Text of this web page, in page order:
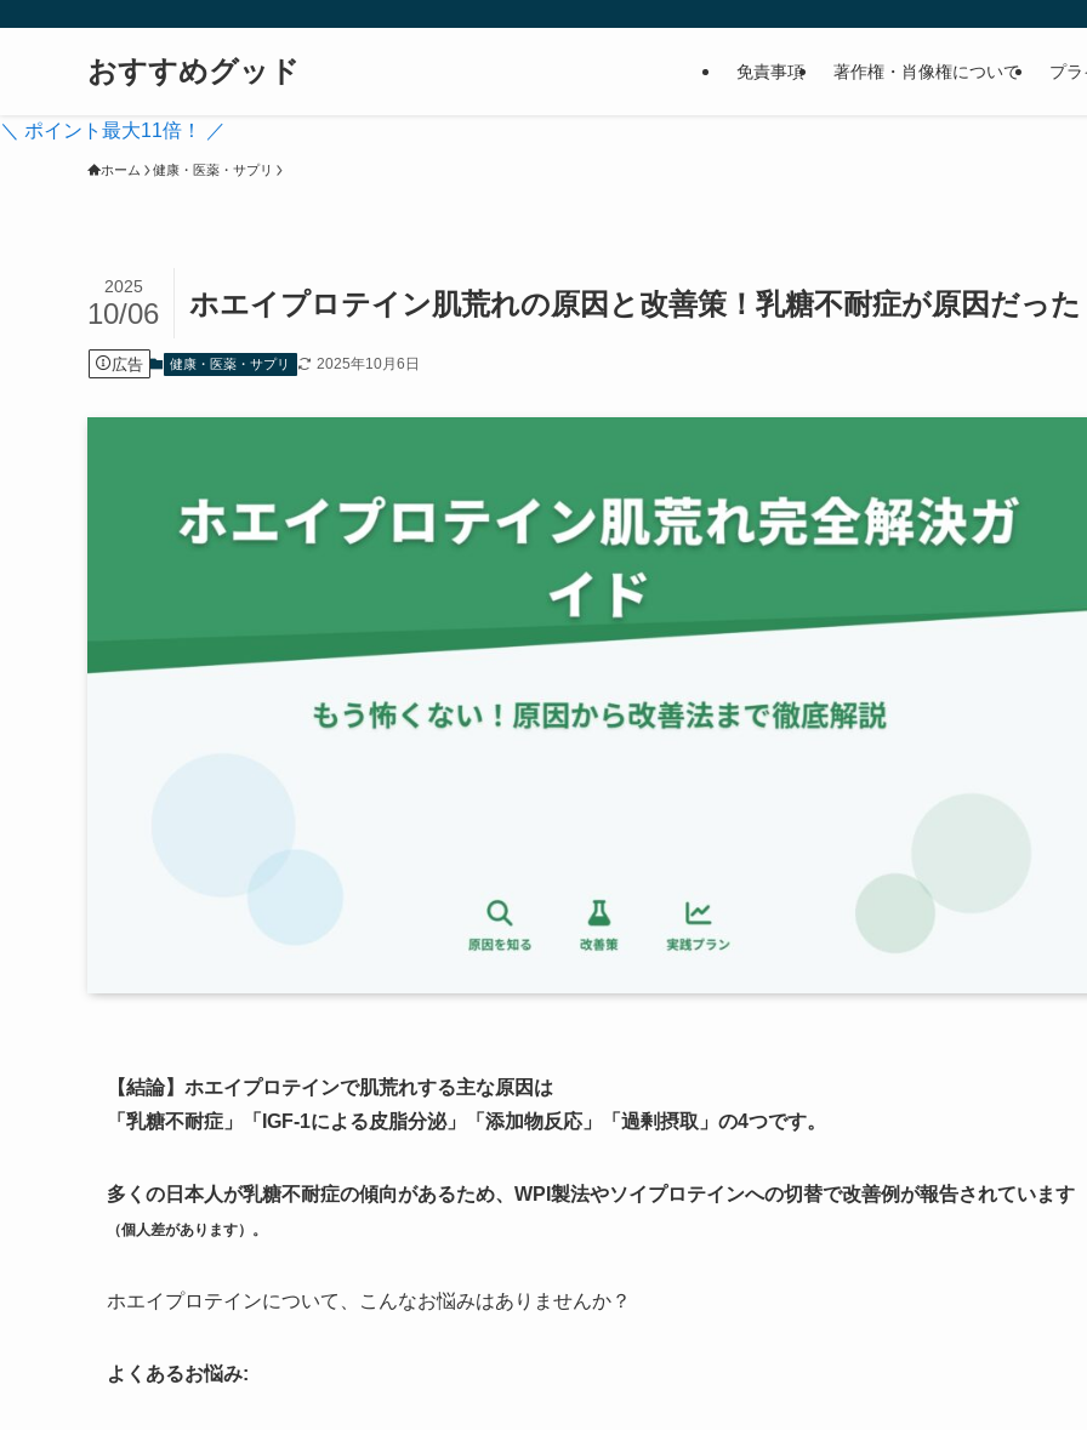
おすすめグッド 免責事項 著作権・肖像権について プ
＼ ポイント最大11倍！ ／
ホーム 健康・医薬・サプリ
ホエイプロテイン肌荒れの原因と改善策！乳糖不耐症が原因だった
2025
10/06
広告 健康・医薬・サプリ 2025年10月6日
【結論】ホエイプロテインで肌荒れする主な原因は
「乳糖不耐症」「IGF-1による皮脂分泌」「添加物反応」「過剰摂取」の4つです。
多くの日本人が乳糖不耐症の傾向があるため、WPI製法やソイプロテインへの切替で改善例が報告されています
（個人差があります）。
ホエイプロテインについて、こんなお悩みはありませんか？
よくあるお悩み: